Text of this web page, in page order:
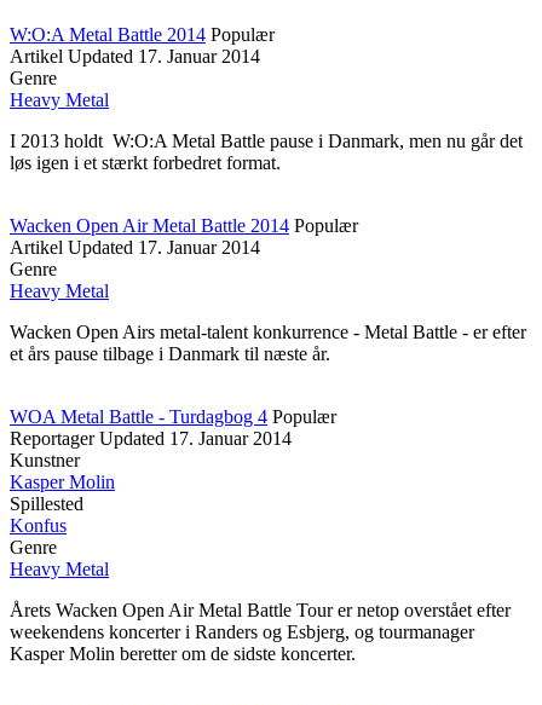
W:O:A Metal Battle 2014 Populær
Artikel Updated 17. Januar 2014
Genre
Heavy Metal
I 2013 holdt W:O:A Metal Battle pause i Danmark, men nu går det
løs igen i et stærkt forbedret format.
Wacken Open Air Metal Battle 2014 Populær
Artikel Updated 17. Januar 2014
Genre
Heavy Metal
Wacken Open Airs metal-talent konkurrence - Metal Battle - er efter
et års pause tilbage i Danmark til næste år.
WOA Metal Battle - Turdagbog 4 Populær
Reportager Updated 17. Januar 2014
Kunstner
Kasper Molin
Spillested
Konfus
Genre
Heavy Metal
Årets Wacken Open Air Metal Battle Tour er netop overstået efter
weekendens koncerter i Randers og Esbjerg, og tourmanager
Kasper Molin beretter om de sidste koncerter.